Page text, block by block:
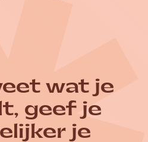
wat je
geef je
je